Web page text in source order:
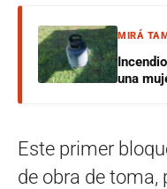
MIRÁ
una
Este primer
de obra de toma,